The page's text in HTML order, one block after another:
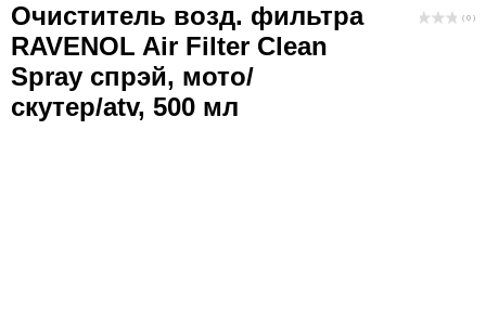
Очиститель возд. фильтра
RAVENOL Air Filter Clean
Spray спрэй, мото/
скутер/atv, 500 мл
( 0 )